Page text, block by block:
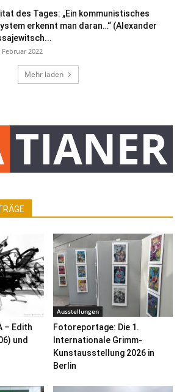
des Tages: „Ein kommunistisches
erkennt man daran…“ (Alexander
Februar 2022
Mehr laden
– Edith
und
Ausstellungen
Fotoreportage: Die 1.
Internationale Grimm-
Kunstausstellung 2026 in
Berlin